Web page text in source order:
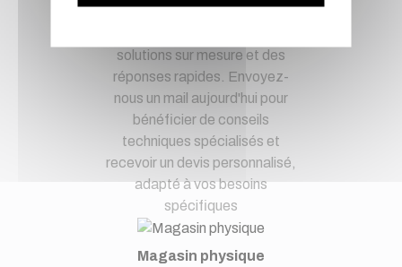
Notre équipe d'experts est
solutions sur mesure et des
réponses rapides. Envoyez-
nous un mail aujourd'hui pour
bénéficier de conseils
techniques spécialisés et
recevoir un devis personnalisé,
adapté à vos besoins
spécifiques
Magasin physique